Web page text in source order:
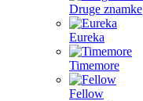
Druge znamke
Eureka
Timemore
Fellow